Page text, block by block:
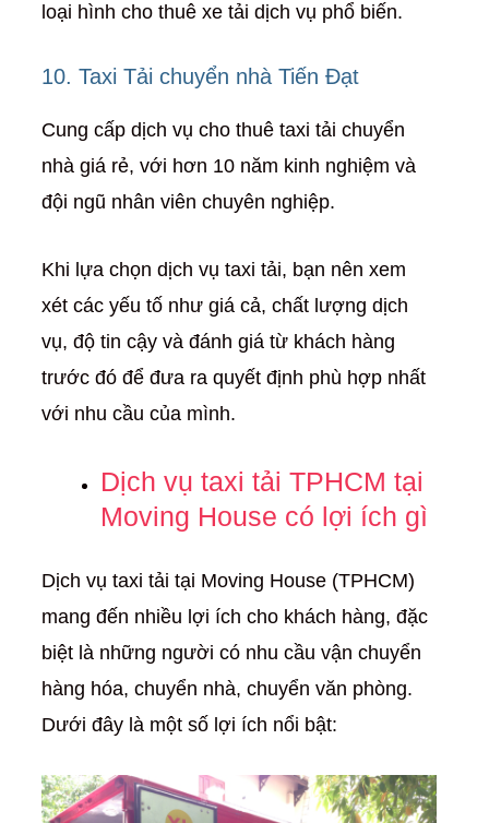
loại hình cho thuê xe tải dịch vụ phổ biến.
10. Taxi Tải chuyển nhà Tiến Đạt
Cung cấp dịch vụ cho thuê taxi tải chuyển
nhà giá rẻ, với hơn 10 năm kinh nghiệm và
đội ngũ nhân viên chuyên nghiệp.
Khi lựa chọn dịch vụ taxi tải, bạn nên xem
xét các yếu tố như giá cả, chất lượng dịch
vụ, độ tin cậy và đánh giá từ khách hàng
trước đó để đưa ra quyết định phù hợp nhất
với nhu cầu của mình.
Dịch vụ taxi tải TPHCM tại
Moving House có lợi ích gì
Dịch vụ taxi tải tại Moving House (TPHCM)
mang đến nhiều lợi ích cho khách hàng, đặc
biệt là những người có nhu cầu vận chuyển
hàng hóa, chuyển nhà, chuyển văn phòng.
Dưới đây là một số lợi ích nổi bật: